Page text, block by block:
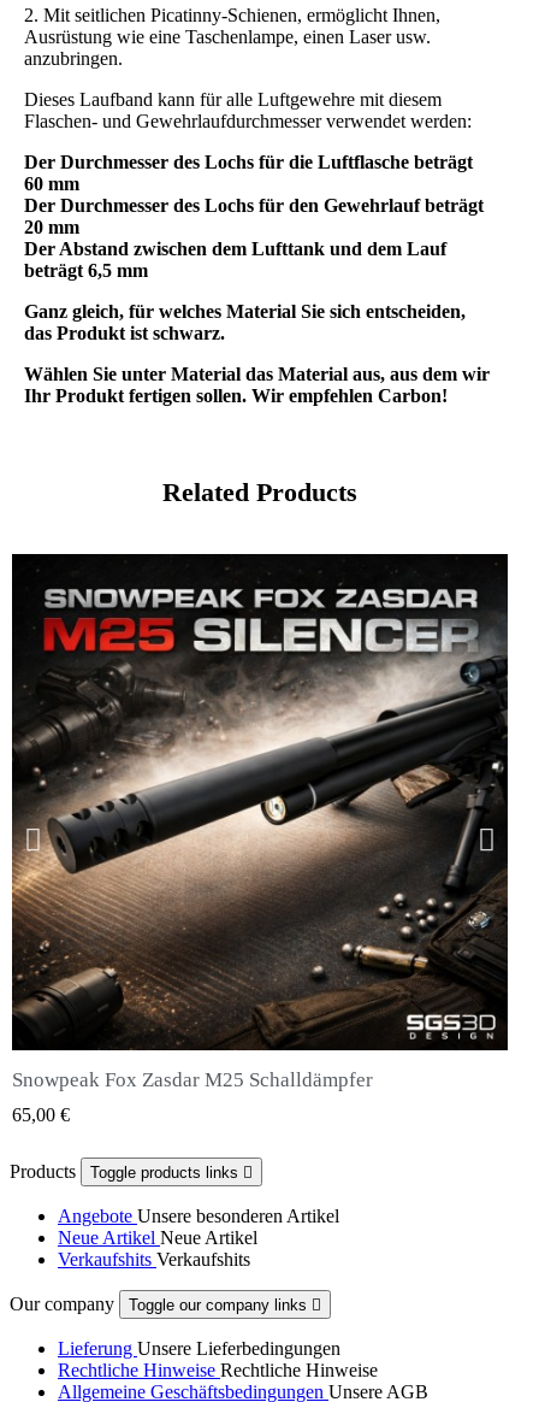
2. Mit seitlichen Picatinny-Schienen, ermöglicht Ihnen,
Ausrüstung wie eine Taschenlampe, einen Laser usw.
anzubringen.
Dieses Laufband kann für alle Luftgewehre mit diesem
Flaschen- und Gewehrlaufdurchmesser verwendet werden:
Der Durchmesser des Lochs für die Luftflasche beträgt
60 mm
Der Durchmesser des Lochs für den Gewehrlauf beträgt
20 mm
Der Abstand zwischen dem Lufttank und dem Lauf
beträgt 6,5 mm
Ganz gleich, für welches Material Sie sich entscheiden,
das Produkt ist schwarz.
Wählen Sie unter Material das Material aus, aus dem wir
Ihr Produkt fertigen sollen. Wir empfehlen Carbon!
Related Products
QUICK VIEW
Snowpeak Fox Zasdar M25 Schalldämpfer
65,00 €
Products Toggle products links 
Angebote Unsere besonderen Artikel
Neue Artikel Neue Artikel
Verkaufshits Verkaufshits
Our company Toggle our company links 
Lieferung Unsere Lieferbedingungen
Rechtliche Hinweise Rechtliche Hinweise
Allgemeine Geschäftsbedingungen Unsere AGB